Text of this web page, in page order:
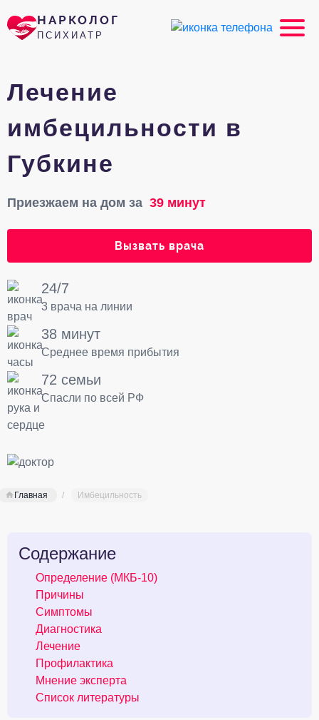
НАРКОЛОГ
ПСИХИАТР
Лечение
имбецильности в
Губкине
Приезжаем на дом за 39 минут
Вызвать врача
24/7
3 врача на линии
38 минут
Среднее время прибытия
72 семьи
Спасли по всей РФ
Главная Имбецильность
Содержание
Определение (МКБ-10)
Причины
Симптомы
Диагностика
Лечение
Профилактика
Мнение эксперта
Список литературы